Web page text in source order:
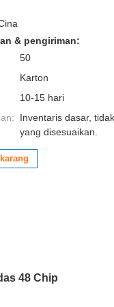
& pengiriman:
50
Karton
10-15 hari
Inventaris dasar,
yang disesuaikan.
48 Chip